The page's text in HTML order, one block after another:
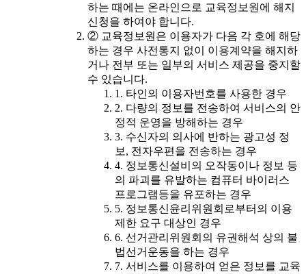
하는 때에는 온라인으로 교육정보원에 해지
신청을 하여야 합니다.
② 교육정보원은 이용자가 다음 각 호에 해당
하는 경우 사전통지 없이 이용계약을 해지하
거나 전부 또는 일부의 서비스 제공을 중지할
수 있습니다.
1. 타인의 이용자번호를 사용한 경우
2. 다량의 정보를 전송하여 서비스의 안
정적 운영을 방해하는 경우
3. 수신자의 의사에 반하는 광고성 정
보, 전자우편을 전송하는 경우
4. 정보통신설비의 오작동이나 정보 등
의 파괴를 유발하는 컴퓨터 바이러스
프로그램등을 유포하는 경우
5. 정보통신윤리위원회로부터의 이용
제한 요구 대상인 경우
6. 선거관리위원회의 유권해석 상의 불
법선거운동을 하는 경우
7. 서비스를 이용하여 얻은 정보를 교육